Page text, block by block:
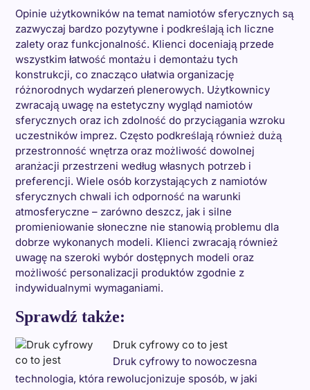
Opinie użytkowników na temat namiotów sferycznych są
zazwyczaj bardzo pozytywne i podkreślają ich liczne
zalety oraz funkcjonalność. Klienci doceniają przede
wszystkim łatwość montażu i demontażu tych
konstrukcji, co znacząco ułatwia organizację
różnorodnych wydarzeń plenerowych. Użytkownicy
zwracają uwagę na estetyczny wygląd namiotów
sferycznych oraz ich zdolność do przyciągania wzroku
uczestników imprez. Często podkreślają również dużą
przestronność wnętrza oraz możliwość dowolnej
aranżacji przestrzeni według własnych potrzeb i
preferencji. Wiele osób korzystających z namiotów
sferycznych chwali ich odporność na warunki
atmosferyczne – zarówno deszcz, jak i silne
promieniowanie słoneczne nie stanowią problemu dla
dobrze wykonanych modeli. Klienci zwracają również
uwagę na szeroki wybór dostępnych modeli oraz
możliwość personalizacji produktów zgodnie z
indywidualnymi wymaganiami.
Sprawdź także:
Druk cyfrowy co to jest
Druk cyfrowy to nowoczesna
technologia, która rewolucjonizuje sposób, w jaki